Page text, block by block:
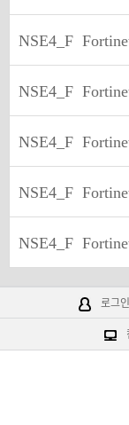
NSE4_F
NSE4_F
NSE4_F
NSE4_F
NSE4_F
로그인